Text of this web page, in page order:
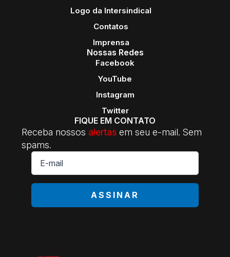
Logo da Intersindical
Contatos
Imprensa
Nossas Redes
Facebook
YouTube
Instagram
Twitter
FIQUE EM CONTATO
Receba nossos alertas em seu e-mail. Sem
spams.
E-
mail
ASSINAR